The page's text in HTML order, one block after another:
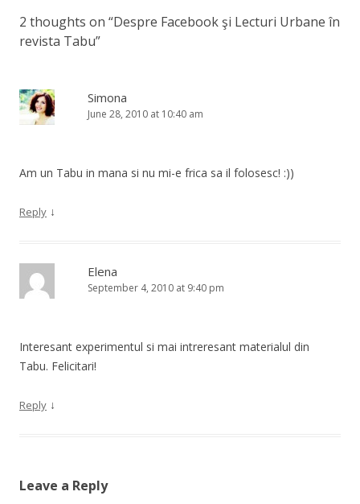
2 thoughts on “Despre Facebook şi Lecturi Urbane în
revista Tabu”
Simona
June 28, 2010 at 10:40 am
Am un Tabu in mana si nu mi-e frica sa il folosesc! :))
Reply ↓
Elena
September 4, 2010 at 9:40 pm
Interesant experimentul si mai intreresant materialul din
Tabu. Felicitari!
Reply ↓
Leave a Reply